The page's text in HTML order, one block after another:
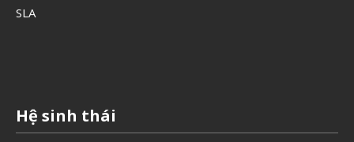
SLA
Hệ sinh thái